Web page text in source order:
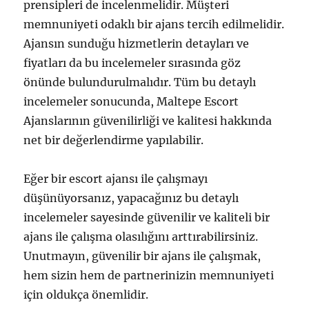
prensipleri de incelenmelidir. Müşteri
memnuniyeti odaklı bir ajans tercih edilmelidir.
Ajansın sunduğu hizmetlerin detayları ve
fiyatları da bu incelemeler sırasında göz
önünde bulundurulmalıdır. Tüm bu detaylı
incelemeler sonucunda, Maltepe Escort
Ajanslarının güvenilirliği ve kalitesi hakkında
net bir değerlendirme yapılabilir.
Eğer bir escort ajansı ile çalışmayı
düşünüyorsanız, yapacağınız bu detaylı
incelemeler sayesinde güvenilir ve kaliteli bir
ajans ile çalışma olasılığını arttırabilirsiniz.
Unutmayın, güvenilir bir ajans ile çalışmak,
hem sizin hem de partnerinizin memnuniyeti
için oldukça önemlidir.